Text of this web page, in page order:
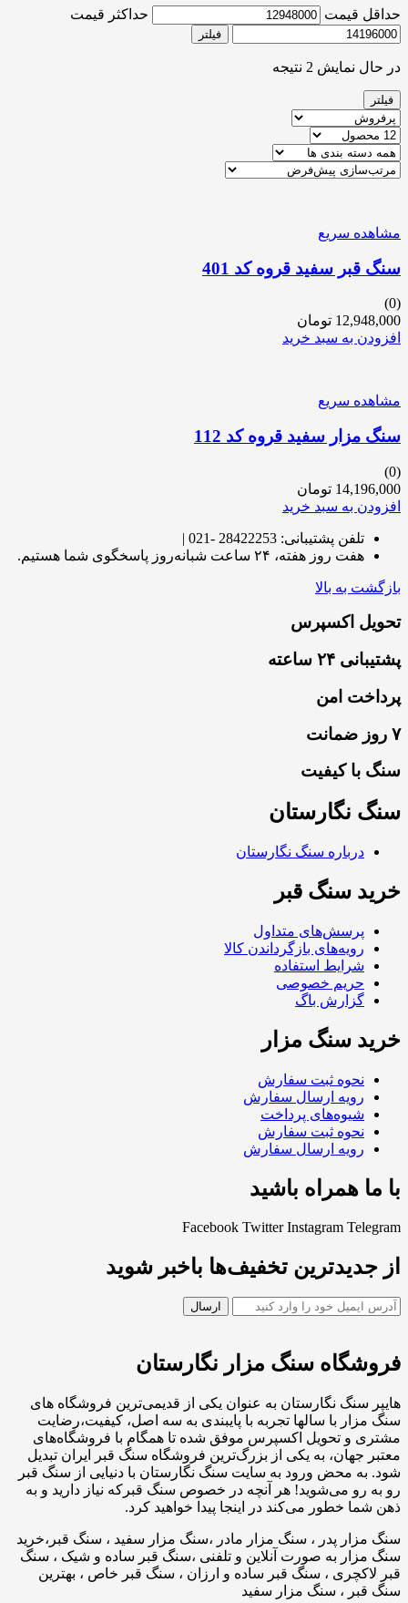
حداقل قیمت حداکثر قیمت
فیلتر
در حال نمایش 2 نتیجه
فیلتر
مشاهده سریع
سنگ قبر سفید قروه کد 401
(0)
12,948,000 تومان
افزودن به سبد خرید
مشاهده سریع
سنگ مزار سفید قروه کد 112
(0)
14,196,000 تومان
افزودن به سبد خرید
تلفن پشتیبانی: 28422253 -021 |
هفت روز هفته، ۲۴ ساعت شبانه‌روز پاسخگوی شما هستیم.
بازگشت به بالا
تحویل اکسپرس
پشتیبانی ۲۴ ساعته
پرداخت امن
۷ روز ضمانت
سنگ با کیفیت
سنگ نگارستان
درباره سنگ نگارستان
خرید سنگ قبر
پرسش‌های متداول
رویه‌های بازگرداندن کالا
شرایط استفاده
حریم خصوصی
گزارش باگ
خرید سنگ مزار
نحوه ثبت سفارش
رویه ارسال سفارش
شیوه‌های پرداخت
نحوه ثبت سفارش
رویه ارسال سفارش
با ما همراه باشید
Facebook Twitter Instagram Telegram
از جدیدترین تخفیف‌ها باخبر شوید
فروشگاه سنگ مزار نگارستان
هایپر سنگ نگارستان به عنوان یکی از قدیمی‌ترین فروشگاه های
سنگ مزار با سالها تجربه با پایبندی به سه اصل، کیفیت،رضایت
مشتری و تحویل اکسپرس موفق شده تا همگام با فروشگاه‌های
معتبر جهان، به یکی از بزرگ‌ترین فروشگاه سنگ قبر ایران تبدیل
شود. به محض ورود به سایت سنگ نگارستان با دنیایی از سنگ قبر
رو به رو می‌شوید! هر آنچه در خصوص سنگ قبرکه نیاز دارید و به
ذهن شما خطور می‌کند در اینجا پیدا خواهید کرد.
سنگ مزار پدر ، سنگ مزار مادر ،سنگ مزار سفید ، سنگ قبر،خرید
سنگ مزار به صورت آنلاین و تلفنی ،سنگ قبر ساده و شیک ، سنگ
قبر لاکچری ، سنگ قبر ساده و ارزان ، سنگ قبر خاص ، بهترین
سنگ قبر ، سنگ مزار سفید